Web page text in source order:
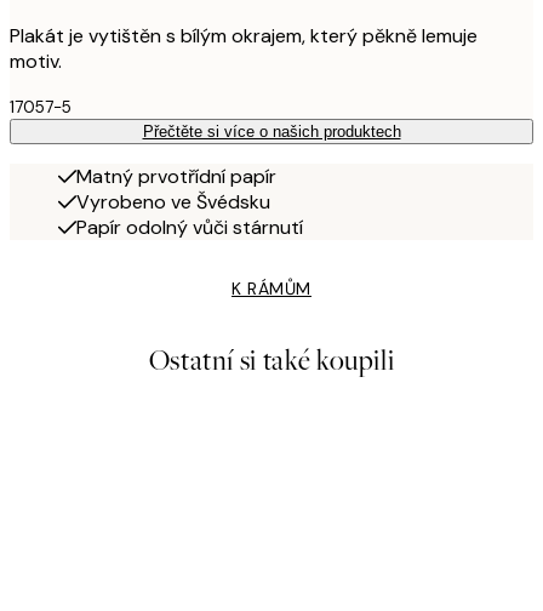
Plakát je vytištěn s bílým okrajem, který pěkně lemuje
motiv.
17057-5
Přečtěte si více o našich produktech
Matný prvotřídní papír
Vyrobeno ve Švédsku
Papír odolný vůči stárnutí
K RÁMŮM
Ostatní si také koupili